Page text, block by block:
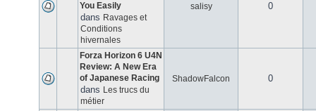
You Easily
dans Ravages et
Conditions
hivernales
salisy 0
Forza Horizon 6 U4N
Review: A New Era
of Japanese Racing
dans Les trucs du
métier
ShadowFalcon 0